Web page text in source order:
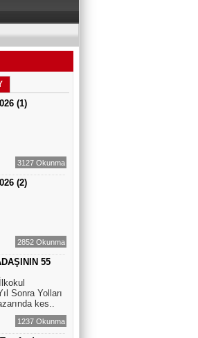
(1)
3127 Okunma
(2)
2852 Okunma
55
Sonra Yolları
kes..
1237 Okunma